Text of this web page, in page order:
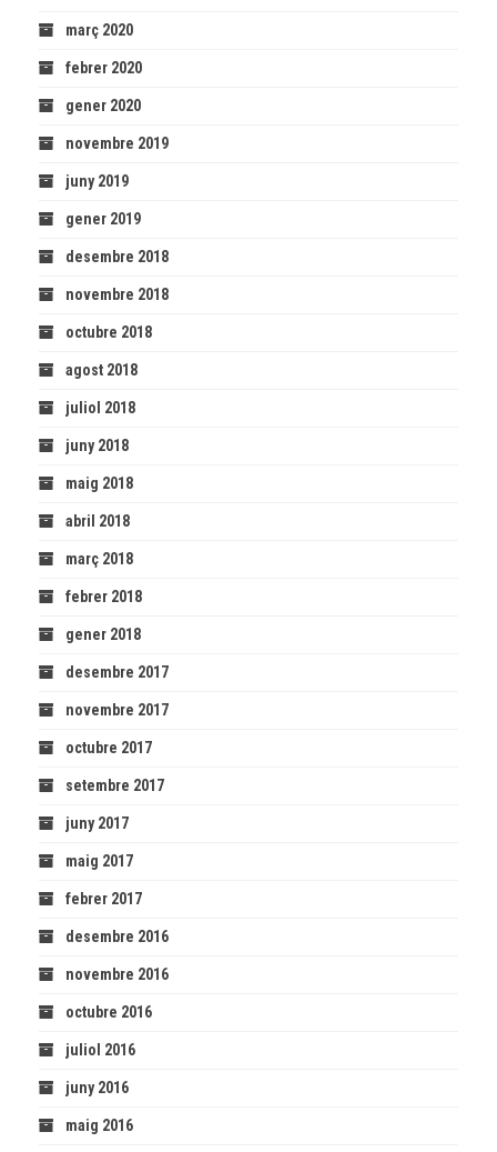
març 2020
febrer 2020
gener 2020
novembre 2019
juny 2019
gener 2019
desembre 2018
novembre 2018
octubre 2018
agost 2018
juliol 2018
juny 2018
maig 2018
abril 2018
març 2018
febrer 2018
gener 2018
desembre 2017
novembre 2017
octubre 2017
setembre 2017
juny 2017
maig 2017
febrer 2017
desembre 2016
novembre 2016
octubre 2016
juliol 2016
juny 2016
maig 2016